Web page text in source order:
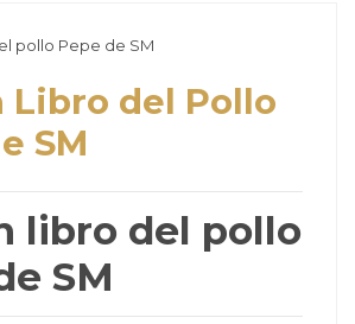
Libro del Pollo
SM
libro del pollo
SM